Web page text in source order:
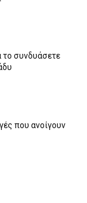
συνδυάσετε
που ανοίγουν